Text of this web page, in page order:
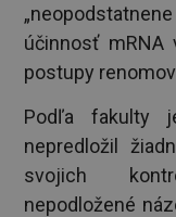
účinnosť mRNA
postupy
Podľa fakulty
nepredložil
svojich
nepodložené